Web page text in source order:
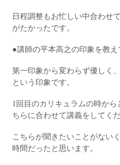
日程調整もお忙しい中合わせ
がたかったです。
●講師の平本高之の印象を教え
第一印象から変わらず優しく
という印象です。
1回目のカリキュラムの時から
ちらに合わせて講義をしてく
こちらが聞きたいことがない
時間だったと思います。